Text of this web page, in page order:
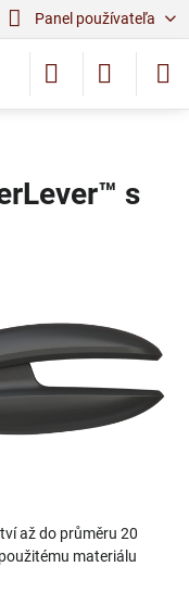
Panel používateľa
s
až do průměru 20
materiálu